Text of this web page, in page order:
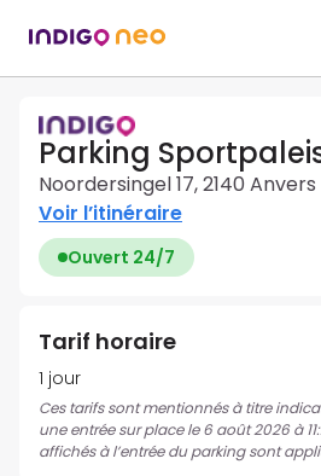
Parking
Noordersingel 17, 2140 Anvers
Voir l’itinéraire
Ouvert 24/7
Tarif horaire
1 jour
Ces tarifs sont mentionnés à titre
une entrée sur place le 6 août 2026 à
affichés à l’entrée du parking sont